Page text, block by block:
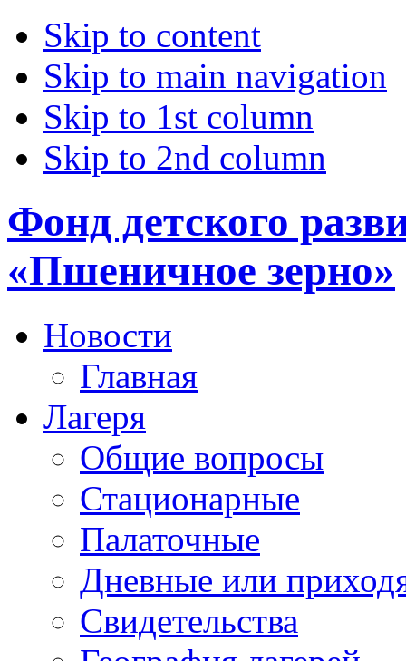
Skip to content
Skip to main navigation
Skip to 1st column
Skip to 2nd column
Фонд детского
«Пшеничное зерно»
Новости
Главная
Лагеря
Общие вопросы
Стационарные
Палаточные
Дневные или
Свидетельства